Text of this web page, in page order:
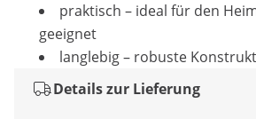
praktisch – ideal für den
geeignet
langlebig – robuste
Details zur Lieferung